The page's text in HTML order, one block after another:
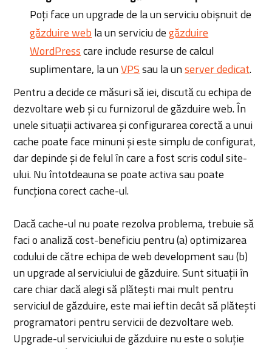
Poți face un upgrade de la un serviciu obișnuit de
găzduire web la un serviciu degăzduire
WordPresscare include resurse de calcul
suplimentare, la unVPSsau la unserver dedicat.
Pentru a decide ce măsuri să iei, discută cu echipa de
dezvoltare web și cu furnizorul de găzduire web. În
unele situații activarea și configurarea corectă a unui
cache poate face minuni și este simplu de configurat,
dar depinde și de felul în care a fost scris codul site-
ului. Nu întotdeauna se poate activa sau poate
funcționa corect cache-ul.
Dacă cache-ul nu poate rezolva problema, trebuie să
faci o analiză cost-beneficiu pentru (a) optimizarea
codului de către echipa de web development sau (b)
un upgrade al serviciului de găzduire. Sunt situații în
care chiar dacă alegi să plătești mai mult pentru
serviciul de găzduire, este mai ieftin decât să plătești
programatori pentru servicii de dezvoltare web.
Upgrade-ul serviciului de găzduire nu este o soluție